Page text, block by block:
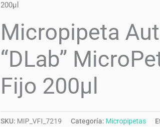
200µl
Micropipeta
“DLab”
Fijo 200µl
SKU: MIP_VFI_7219 Categoría: Micropipetas